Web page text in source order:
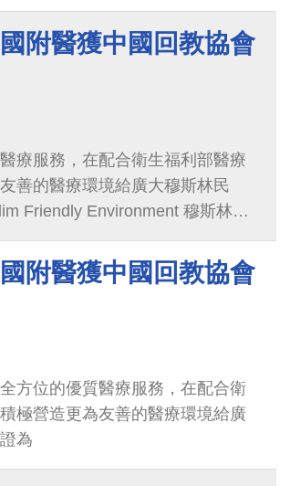
附醫獲中國回教協會
療服務，在配合衛生福利部醫療
善的醫療環境給廣大穆斯林民
Friendly Environment 穆斯林友
附醫獲中國回教協會
方位的優質醫療服務，在配合衛
極營造更為友善的醫療環境給廣
為